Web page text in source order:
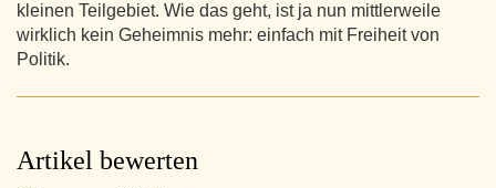
kleinen Teilgebiet. Wie das geht, ist ja nun mittlerweile
wirklich kein Geheimnis mehr: einfach mit Freiheit von
Politik.
Artikel bewerten